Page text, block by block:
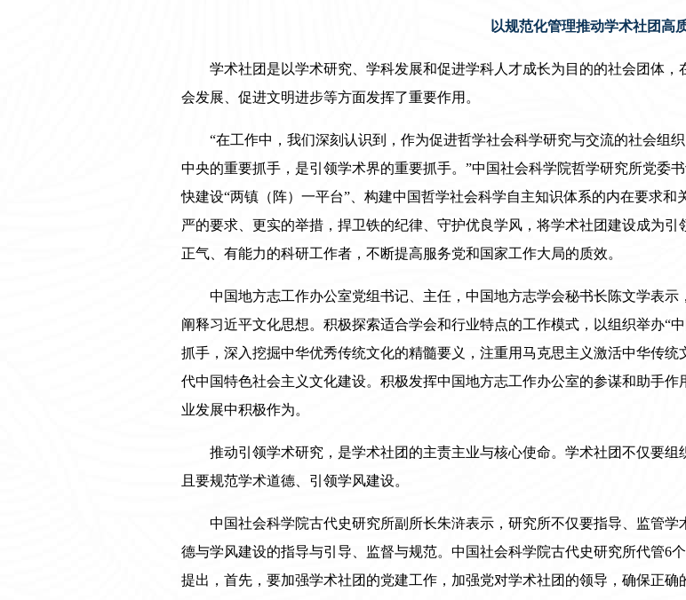
以规范化管理推动学术社团高
学术社团是以学术研究、学科发展和促进学科人才成长为目的的社会团体
会发展、促进文明进步等方面发挥了重要作用。
“在工作中，我们深刻认识到，作为促进哲学社会科学研究与交流的社会组
中央的重要抓手，是引领学术界的重要抓手。”中国社会科学院哲学研究所党委
快建设“两镇（阵）一平台”、构建中国哲学社会科学自主知识体系的内在要求
严的要求、更实的举措，捍卫铁的纪律、守护优良学风，将学术社团建设成为
正气、有能力的科研工作者，不断提高服务党和国家工作大局的质效。
中国地方志工作办公室党组书记、主任，中国地方志学会秘书长陈文学表
阐释习近平文化思想。积极探索适合学会和行业特点的工作模式，以组织举办“
抓手，深入挖掘中华优秀传统文化的精髓要义，注重用马克思主义激活中华传
代中国特色社会主义文化建设。积极发挥中国地方志工作办公室的参谋和助手
业发展中积极作为。
推动引领学术研究，是学术社团的主责主业与核心使命。学术社团不仅要
且要规范学术道德、引领学风建设。
中国社会科学院古代史研究所副所长朱浒表示，研究所不仅要指导、监管
德与学风建设的指导与引导、监督与规范。中国社会科学院古代史研究所代管6
提出，首先，要加强学术社团的党建工作，加强党对学术社团的领导，确保正